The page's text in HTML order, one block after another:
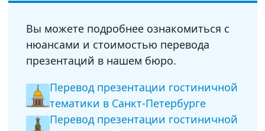
Вы можете подробнее ознакомиться с
нюансами и стоимостью перевода
презентаций в нашем бюро.
Перевод презентации гостиничной
тематики в Санкт-Петербурге
Перевод презентации гостиничной